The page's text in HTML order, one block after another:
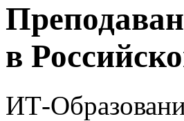
в
ИТ-